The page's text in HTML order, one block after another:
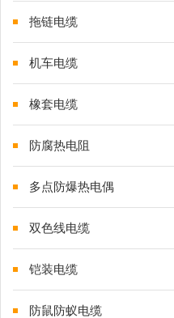
拖链电缆
机车电缆
橡套电缆
防腐热电阻
多点防爆热电偶
双色线电缆
铠装电缆
防鼠防蚁电缆